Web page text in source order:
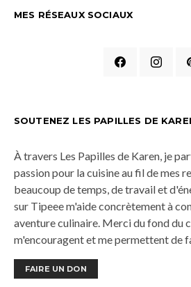
MES RÉSEAUX SOCIAUX
SOUTENEZ LES PAPILLES DE
À travers Les Papilles de Karen, je
passion pour la cuisine au fil de mes
beaucoup de temps, de travail et
sur Tipeee m'aide concrètement à
aventure culinaire. Merci du fond du
m'encouragent et me permettent de
FAIRE UN DON